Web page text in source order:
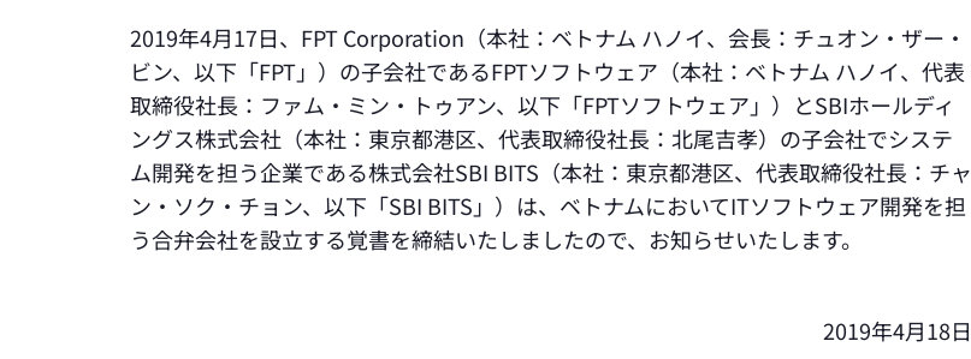
2019年4月17日、FPT Corporation（本社：ベトナム ハノイ、会長：チュオン・ザー・
ビン、以下「FPT」）の子会社であるFPTソフトウェア（本社：ベトナム ハノイ、代表
取締役社長：ファム・ミン・トゥアン、以下「FPTソフトウェア」）とSBIホールディ
ングス株式会社（本社：東京都港区、代表取締役社長：北尾吉孝）の子会社でシステ
ム開発を担う企業である株式会社SBI BITS（本社：東京都港区、代表取締役社長：チャ
ン・ソク・チョン、以下「SBI BITS」）は、ベトナムにおいてITソフトウェア開発を担
う合弁会社を設立する覚書を締結いたしましたので、お知らせいたします。
2019年4月18日